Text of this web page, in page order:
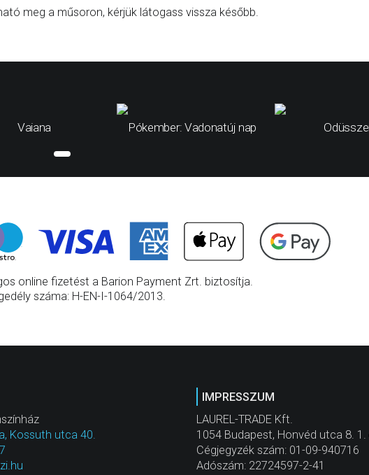
meg a műsoron, kérjük látogass vissza később.
Vaiana Pókember: Vadonatúj nap
online fizetést a Barion Payment Zrt. biztosítja.
száma: H-EN-I-1064/2013.
Kossuth utca 40.
IMPRESSZUM
LAUREL-TRADE Kft.
1054 Budapest, Honvéd utca 8. 1.
Cégjegyzék szám: 01-09-940716
Adószám: 22724597-2-41